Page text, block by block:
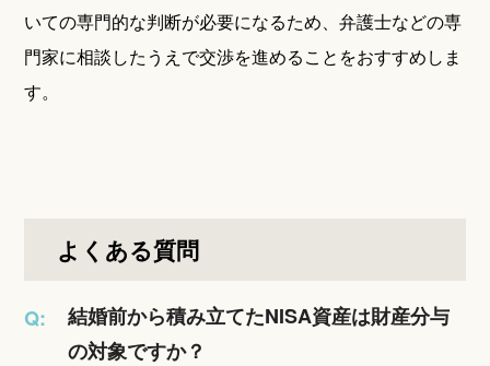
いての専門的な判断が必要になるため、弁護士などの専
門家に相談したうえで交渉を進めることをおすすめしま
す。
よくある質問
Q:
結婚前から積み立てたNISA資産は財産分与
の対象ですか？